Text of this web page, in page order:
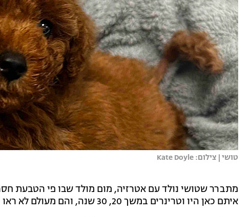
טושי | צילום: Kate Doyle
מתברר שטושי נולד עם אטרזיה, מום מולד שבו פי הטבעת
איתם כאן היו וטרינרים במשך 20, 30 שנה, והם מעולם לא ראו מקרה כזה", סיפרה.